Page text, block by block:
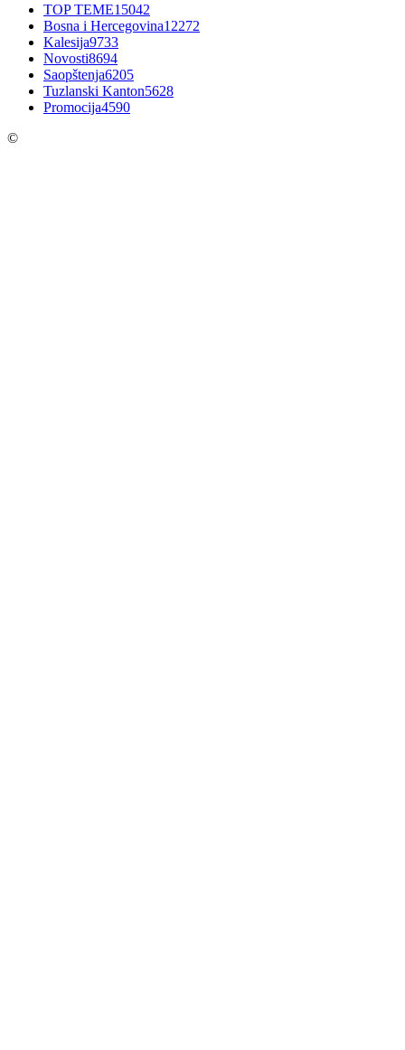
TOP TEME15042
Bosna i Hercegovina12272
Kalesija9733
Novosti8694
Saopštenja6205
Tuzlanski Kanton5628
Promocija4590
©